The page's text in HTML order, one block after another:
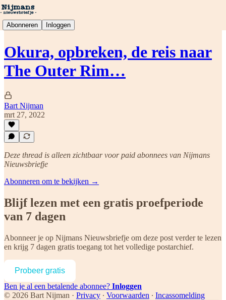
Abonneren Inloggen
Okura, opbreken, de reis naar
The Outer Rim…
Bart Nijman
mrt 27, 2022
Deze thread is alleen zichtbaar voor paid abonnees van Nijmans
Nieuwsbriefje
Abonneren om te bekijken →
Blijf lezen met een gratis proefperiode
van 7 dagen
Abonneer je op Nijmans Nieuwsbriefje om deze post verder te lezen
en krijg 7 dagen gratis toegang tot het volledige postarchief.
Probeer gratis
Ben je al een betalende abonnee? Inloggen
© 2026 Bart Nijman · Privacy ∙ Voorwaarden ∙ Incassomelding